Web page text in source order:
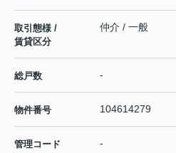
取引態様 /
賃貸区分
仲介 / 一般
総戸数 -
物件番号 104614279
管理コード -